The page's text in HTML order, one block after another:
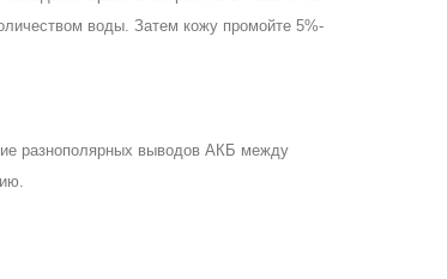
воды. Затем кожу промойте 5%-
разнополярных выводов АКБ между